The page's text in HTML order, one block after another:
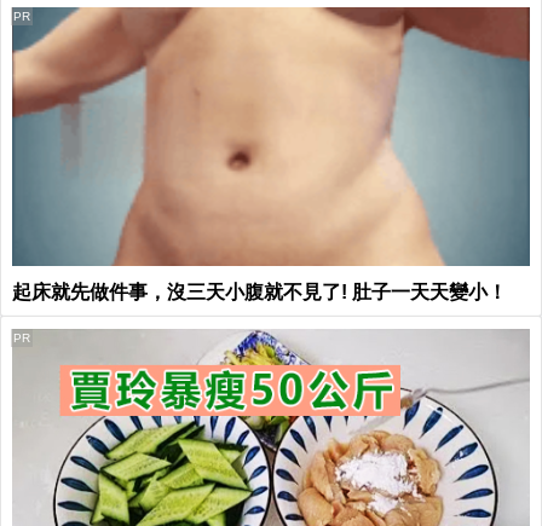
起床就先做件事，沒三天小腹就不見了! 肚子一天天變小！
PR
PR